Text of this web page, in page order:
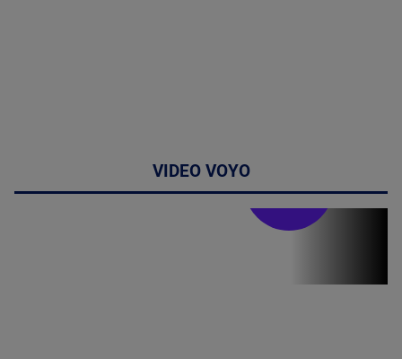
VIDEO VOYO
Stirile PRO TV